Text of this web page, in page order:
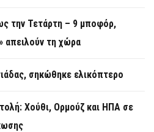
την Τετάρτη – 9 μποφόρ,
απειλούν τη χώρα
σηκώθηκε ελικόπτερο
Χούθι, Ορμούζ και ΗΠΑ σε